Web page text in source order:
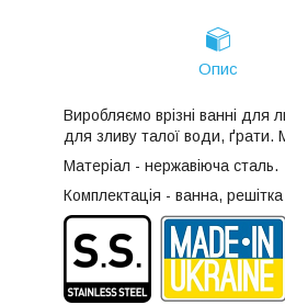
Опис
Виробляємо врізні ванні для
для зливу талої води, ґрати.
Матеріал - нержавіюча сталь.
Комплектація - ванна,